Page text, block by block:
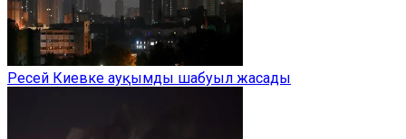
Ресей Киевке ауқымды шабуыл жасады